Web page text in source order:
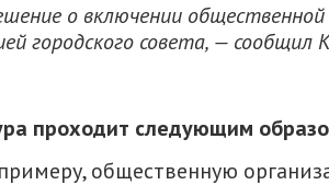
о включении
городского совета, — сообщил
проходит следующим
общественную